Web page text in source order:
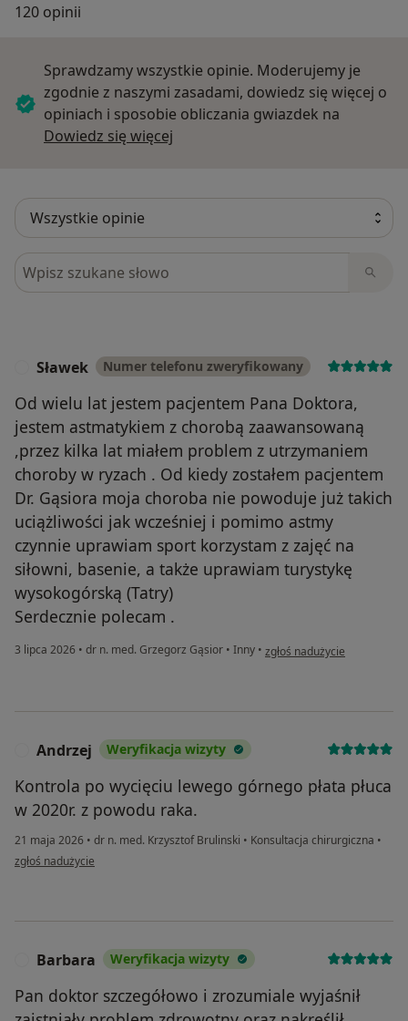
120 opinii
Sprawdzamy wszystkie opinie. Moderujemy je
zgodnie z naszymi zasadami, dowiedz się więcej o
opiniach i sposobie obliczania gwiazdek na
Dowiedz się więcej
Szukaj w opiniach
Sławek Numer telefonu zweryfikowany
Od wielu lat jestem pacjentem Pana Doktora,
jestem astmatykiem z chorobą zaawansowaną
,przez kilka lat miałem problem z utrzymaniem
choroby w ryzach . Od kiedy zostałem pacjentem
Dr. Gąsiora moja choroba nie powoduje już takich
uciążliwości jak wcześniej i pomimo astmy
czynnie uprawiam sport korzystam z zajęć na
siłowni, basenie, a także uprawiam turystykę
wysokogórską (Tatry)
Serdecznie polecam .
3 lipca 2026 • dr n. med. Grzegorz Gąsior • Inny • w opinii użytkownika Sławek
zgłoś nadużycie
Andrzej Weryfikacja wizyty
Kontrola po wycięciu lewego górnego płata płuca
w 2020r. z powodu raka.
21 maja 2026 • dr n. med. Krzysztof Brulinski • Konsultacja chirurgiczna •
w opinii użytkownika Andrzej
zgłoś nadużycie
Barbara Weryfikacja wizyty
Pan doktor szczegółowo i zrozumiale wyjaśnił